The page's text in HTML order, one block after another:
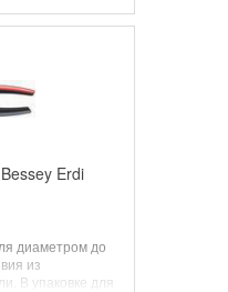
Erdi
диаметром до
из
В упаковке для